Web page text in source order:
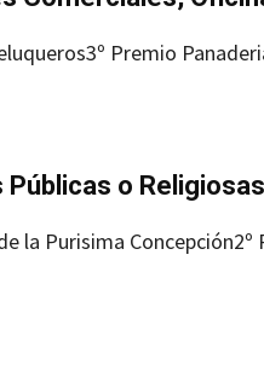
3º Premio
o Religiosas
la Purisima Concepción2º